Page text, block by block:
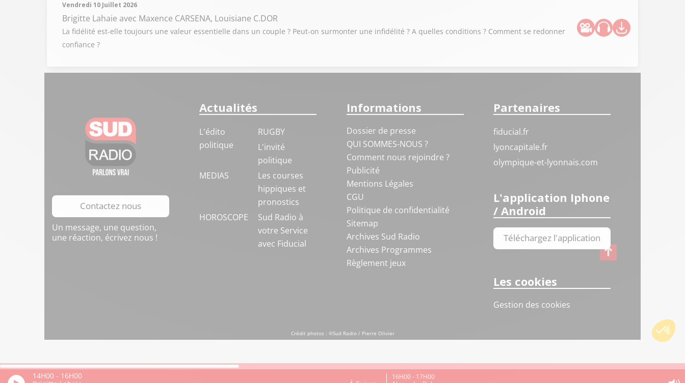
Vendredi 10 Juillet 2026
Brigitte Lahaie avec Maxence CARSENA, Louisiane C.DOR
La fidélité est-elle toujours une valeur essentielle dans un couple ? Peut-on surmonter une infidélité ? A quelles conditions ? Comment se redonner
confiance ?
Contactez nous
Un message, une question,
une réaction, écrivez nous !
Actualités
L'édito
politique
RUGBY
L'invité
politique
MEDIAS
Les courses
hippiques et
pronostics
HOROSCOPE
Sud Radio à
votre Service
avec Fiducial
Informations
Dossier de presse
QUI SOMMES-NOUS ?
Comment nous rejoindre ?
Publicité
Mentions Légales
CGU
Politique de confidentialité
Sitemap
Archives Sud Radio
Archives Programmes
Règlement jeux
Partenaires
fiducial.fr
lyoncapitale.fr
olympique-et-lyonnais.com
L'application Iphone
/ Android
Téléchargez l'application
Les cookies
Gestion des cookies
Crédit photos : ©Sud Radio / Pierre Olivier
14H00 - 16H00
16H00 - 17H00